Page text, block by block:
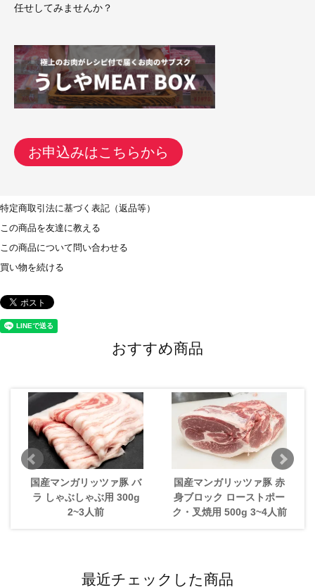
任せしてみませんか？
お申込みはこちらから
特定商取引法に基づく表記（返品等）
この商品を友達に教える
この商品について問い合わせる
買い物を続ける
おすすめ商品
国産マンガリッツァ豚 バ
ラ しゃぶしゃぶ用 300g
2~3人前
国産マンガリッツァ豚 赤
身ブロック ローストポー
ク・叉焼用 500g 3~4人前
最近チェックした商品